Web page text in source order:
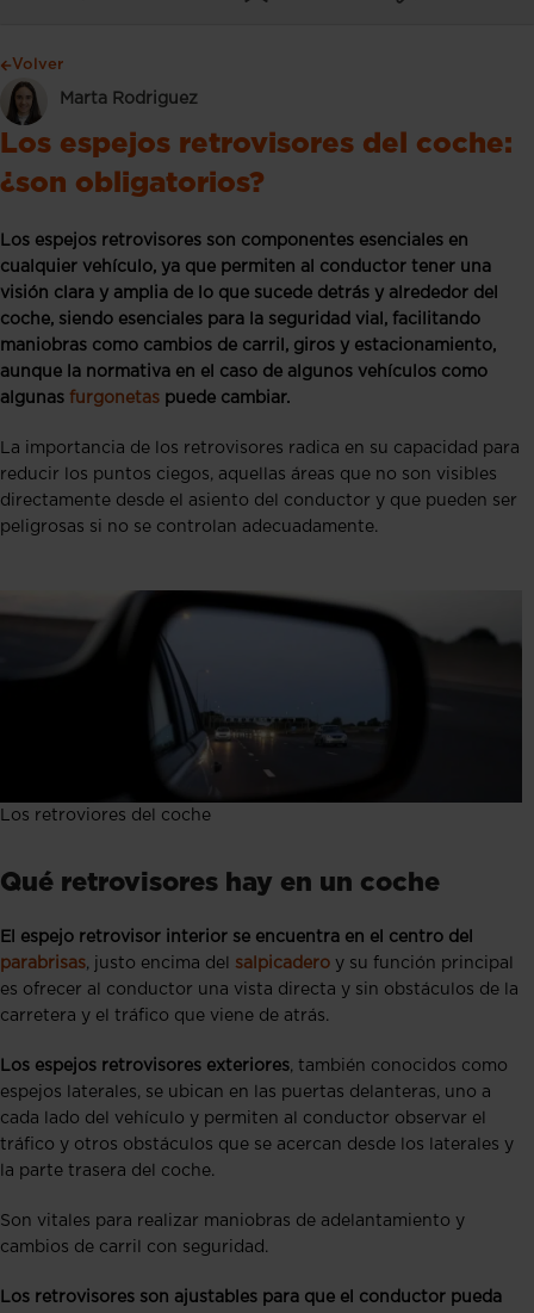
Volver
Marta Rodriguez
Los espejos retrovisores del coche:
¿son obligatorios?
Los espejos retrovisores son componentes esenciales en
cualquier vehículo, ya que permiten al conductor tener una
visión clara y amplia de lo que sucede detrás y alrededor del
coche, siendo esenciales para la seguridad vial, facilitando
maniobras como cambios de carril, giros y estacionamiento,
aunque la normativa en el caso de algunos vehículos como
algunas furgonetas puede cambiar.
La importancia de los retrovisores radica en su capacidad para
reducir los puntos ciegos, aquellas áreas que no son visibles
directamente desde el asiento del conductor y que pueden ser
peligrosas si no se controlan adecuadamente.
Los retroviores del coche
Qué retrovisores hay en un coche
El espejo retrovisor interior se encuentra en el centro del
parabrisas, justo encima del salpicadero y su función principal
es ofrecer al conductor una vista directa y sin obstáculos de la
carretera y el tráfico que viene de atrás.
Los espejos retrovisores exteriores, también conocidos como
espejos laterales, se ubican en las puertas delanteras, uno a
cada lado del vehículo y permiten al conductor observar el
tráfico y otros obstáculos que se acercan desde los laterales y
la parte trasera del coche.
Son vitales para realizar maniobras de adelantamiento y
cambios de carril con seguridad.
Los retrovisores son ajustables para que el conductor pueda